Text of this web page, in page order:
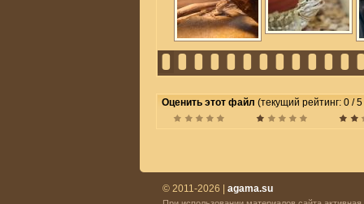
Оценить этот файл (текущий рейтинг: 0 /
© 2011-2026 | agama.su